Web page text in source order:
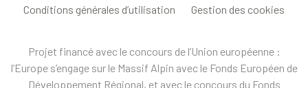
Conditions générales d’utilisation Gestion des cookies
Projet financé avec le concours de l’Union européenne :
l’Europe s’engage sur le Massif Alpin avec le Fonds Européen de
Développement Régional, et avec le concours du Fonds